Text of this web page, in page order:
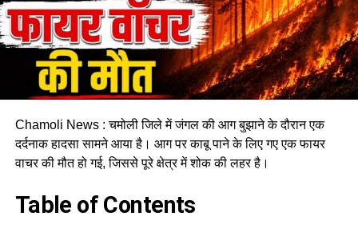
Chamoli News : चमोली जिले में जंगल की आग बुझाने के दौरान एक
दर्दनाक हादसा सामने आया है। आग पर काबू पाने के लिए गए एक फायर
वाचर की मौत हो गई, जिससे पूरे क्षेत्र में शोक की लहर है।
Table of Contents